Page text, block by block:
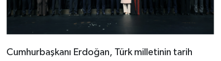
Cumhurbaşkanı Erdoğan, Türk milletinin tarih